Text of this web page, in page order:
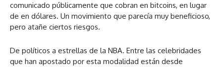
comunicado públicamente que cobran en bitcoins, en lugar
de en dólares. Un movimiento que parecía muy beneficioso,
pero atañe ciertos riesgos.
De políticos a estrellas de la NBA. Entre las celebridades
que han apostado por esta modalidad están desde